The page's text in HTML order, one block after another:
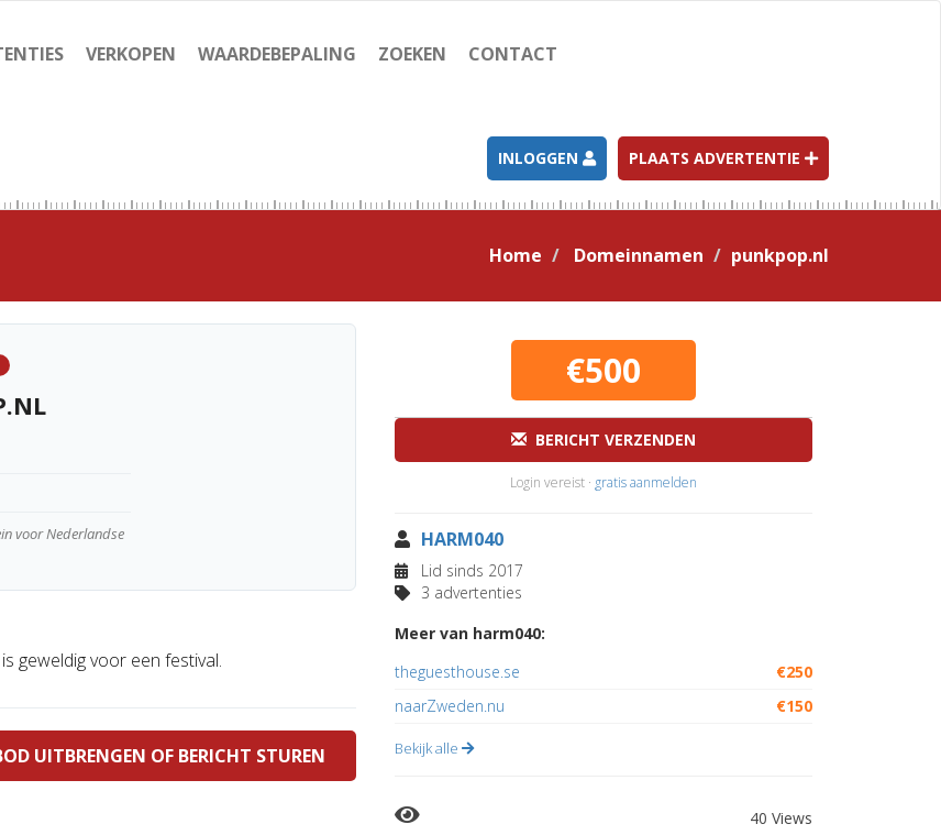
VERKOPEN WAARDEBEPALING ZOEKEN CONTACT
INLOGGEN PLAATS ADVERTENTIE
Home Domeinnamen punkpop.nl
voor Nederlandse
geweldig voor een festival.
UITBRENGEN OF BERICHT STUREN
€500
BERICHT VERZENDEN
Login vereist · gratis aanmelden
HARM040
Lid sinds 2017
3 advertenties
Meer van harm040:
theguesthouse.se
€250
naarZweden.nu
€150
Bekijk alle
40 Views